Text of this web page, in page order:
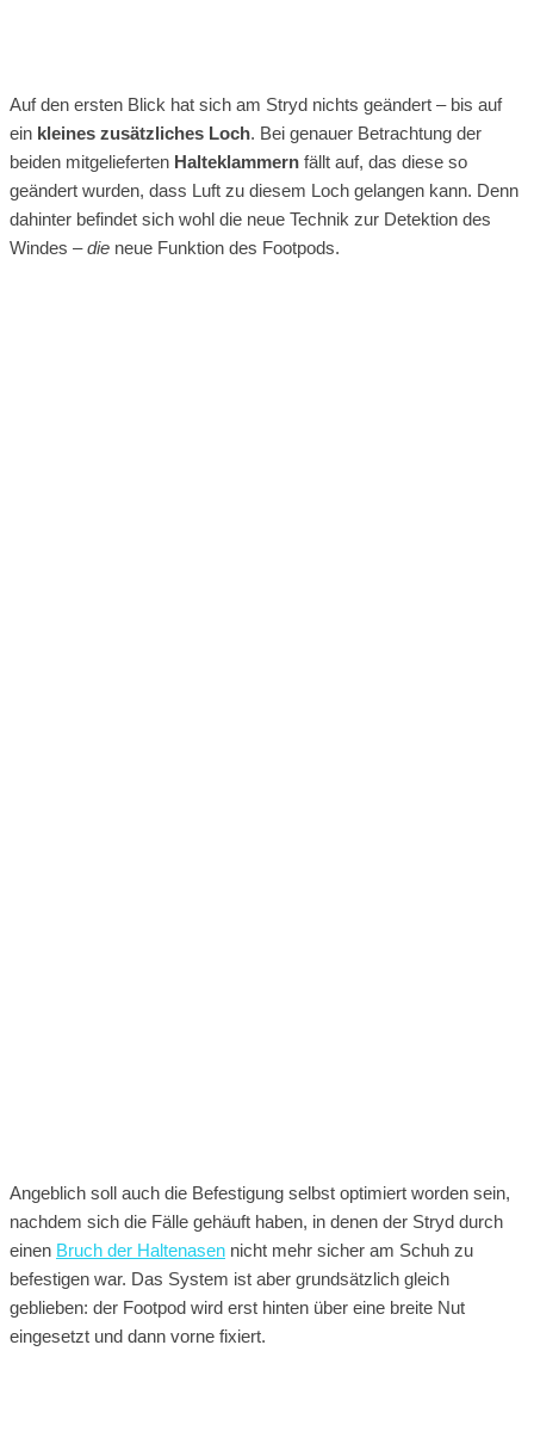
Auf den ersten Blick hat sich am Stryd nichts geändert – bis auf
ein kleines zusätzliches Loch. Bei genauer Betrachtung der
beiden mitgelieferten Halteklammern fällt auf, das diese so
geändert wurden, dass Luft zu diesem Loch gelangen kann. Denn
dahinter befindet sich wohl die neue Technik zur Detektion des
Windes –die neue Funktion des Footpods.
Angeblich soll auch die Befestigung selbst optimiert worden sein,
nachdem sich die Fälle gehäuft haben, in denen der Stryd durch
einen Bruch der Haltenasen nicht mehr sicher am Schuh zu
befestigen war. Das System ist aber grundsätzlich gleich
geblieben: der Footpod wird erst hinten über eine breite Nut
eingesetzt und dann vorne fixiert.